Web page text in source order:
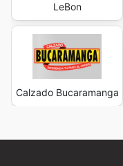
LeBon
Calzado Bucaramanga